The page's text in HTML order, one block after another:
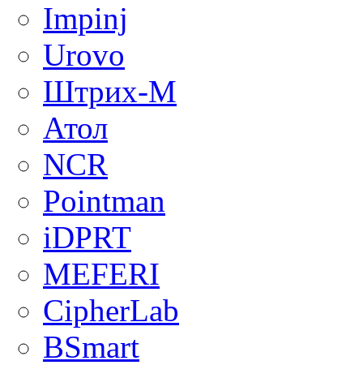
Impinj
Urovo
Штрих-М
Атол
NCR
Pointman
iDPRT
MEFERI
CipherLab
BSmart